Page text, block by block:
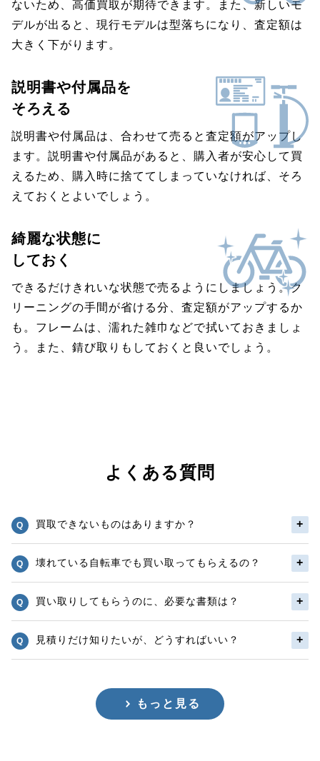
ないため、高価買取が期待できます。また、新しいモ
デルが出ると、現行モデルは型落ちになり、査定額は
大きく下がります。
説明書や付属品を
そろえる
説明書や付属品は、合わせて売ると査定額がアップし
ます。説明書や付属品があると、購入者が安心して買
えるため、購入時に捨ててしまっていなければ、そろ
えておくとよいでしょう。
綺麗な状態に
しておく
できるだけきれいな状態で売るようにしましょう。ク
リーニングの手間が省ける分、査定額がアップするか
も。フレームは、濡れた雑巾などで拭いておきましょ
う。また、錆び取りもしておくと良いでしょう。
よくある質問
買取できないものはありますか？
壊れている自転車でも買い取ってもらえるの？
買い取りしてもらうのに、必要な書類は？
見積りだけ知りたいが、どうすればいい？
もっと見る